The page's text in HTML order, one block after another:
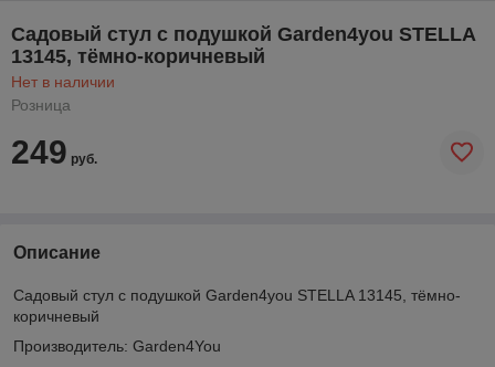
Садовый стул с подушкой Garden4you STELLA
13145, тёмно-коричневый
Нет в наличии
Розница
249 руб.
Описание
Садовый стул с подушкой Garden4you STELLA 13145, тёмно-
коричневый
Производитель: Garden4You